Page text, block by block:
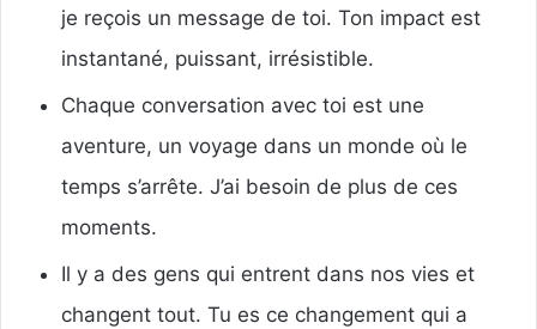
je reçois un message de toi. Ton impact est
instantané, puissant, irrésistible.
Chaque conversation avec toi est une
aventure, un voyage dans un monde où le
temps s’arrête. J’ai besoin de plus de ces
moments.
Il y a des gens qui entrent dans nos vies et
changent tout. Tu es ce changement qui a